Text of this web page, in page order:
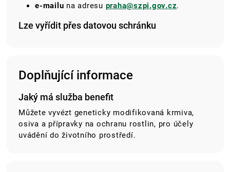
e-mailu na adresu praha@szpi.gov.cz.
Lze vyřídit přes datovou schránku
Doplňující informace
Jaký má služba benefit
Můžete vyvézt geneticky modifikovaná krmiva,
osiva a přípravky na ochranu rostlin, pro účely
uvádění do životního prostředí.